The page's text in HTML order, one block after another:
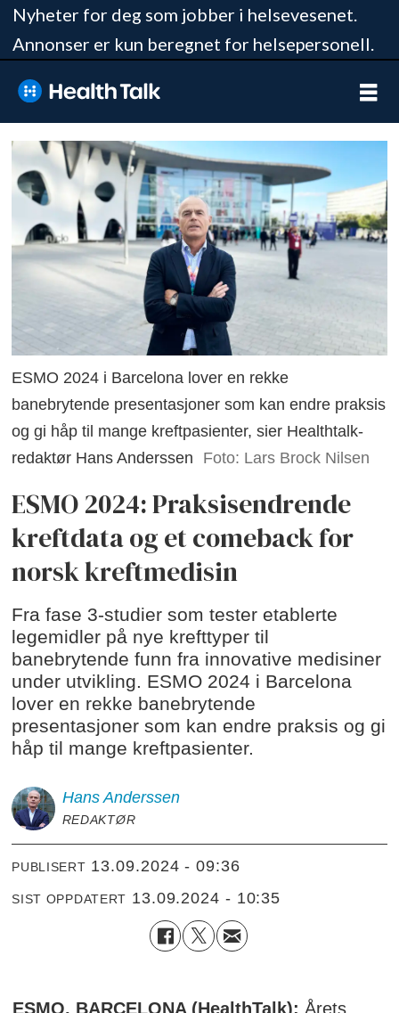
Nyheter for deg som jobber i helsevesenet.
Annonser er kun beregnet for helsepersonell.
ESMO 2024 i Barcelona lover en rekke
banebrytende presentasjoner som kan endre praksis
og gi håp til mange kreftpasienter, sier Healthtalk-
redaktør Hans Anderssen
Foto: Lars Brock Nilsen
ESMO 2024: Praksisendrende
kreftdata og et comeback for
norsk kreftmedisin
Fra fase 3-studier som tester etablerte
legemidler på nye krefttyper til
banebrytende funn fra innovative medisiner
under utvikling. ESMO 2024 i Barcelona
lover en rekke banebrytende
presentasjoner som kan endre praksis og gi
håp til mange kreftpasienter.
Hans Anderssen
REDAKTØR
PUBLISERT 13.09.2024 - 09:36
SIST OPPDATERT 13.09.2024 - 10:35
ESMO, BARCELONA (HealthTalk): Årets